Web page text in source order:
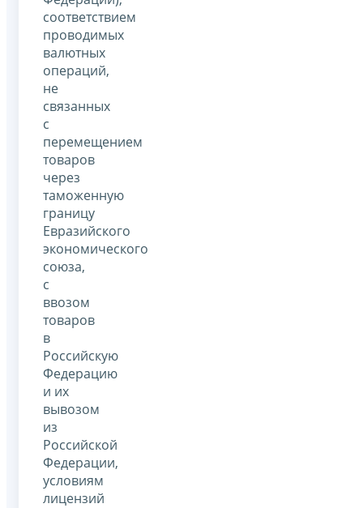
соответствием
проводимых
валютных
операций,
не
связанных
с
перемещением
товаров
через
таможенную
границу
Евразийского
экономического
союза,
с
ввозом
товаров
в
Российскую
Федерацию
и их
вывозом
из
Российской
Федерации,
условиям
лицензий